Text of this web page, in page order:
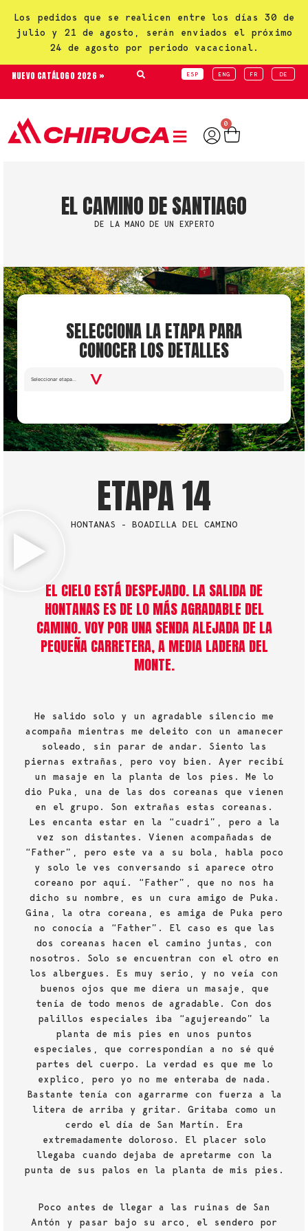
Los pedidos que se realicen entre los días 30 de
julio y 21 de agosto, serán enviados el próximo
24 de agosto por periodo vacacional.
NUEVO CATÁLOGO 2026 » ESP ENG FR DE
0
EL CAMINO DE SANTIAGO
DE LA MANO DE UN EXPERTO
SELECCIONA LA ETAPA PARA
CONOCER LOS DETALLES
Seleccionar etapa...
ETAPA 14
HONTANAS - BOADILLA DEL CAMINO
EL CIELO ESTÁ DESPEJADO. LA SALIDA DE
HONTANAS ES DE LO MÁS AGRADABLE DEL
CAMINO. VOY POR UNA SENDA ALEJADA DE LA
PEQUEÑA CARRETERA, A MEDIA LADERA DEL
MONTE.
He salido solo y un agradable silencio me
acompaña mientras me deleito con un amanecer
soleado, sin parar de andar. Siento las
piernas extrañas, pero voy bien. Ayer recibí
un masaje en la planta de los pies. Me lo
dio Puka, una de las dos coreanas que vienen
en el grupo. Son extrañas estas coreanas.
Les encanta estar en la “cuadri”, pero a la
vez son distantes. Vienen acompañadas de
“Father”, pero este va a su bola, habla poco
y solo le ves conversando si aparece otro
coreano por aquí. “Father”, que no nos ha
dicho su nombre, es un cura amigo de Puka.
Gina, la otra coreana, es amiga de Puka pero
no conocía a “Father”. El caso es que las
dos coreanas hacen el camino juntas, con
nosotros. Solo se encuentran con el otro en
los albergues. Es muy serio, y no veía con
buenos ojos que me diera un masaje, que
tenía de todo menos de agradable. Con dos
palillos especiales iba “agujereando” la
planta de mis pies en unos puntos
especiales, que correspondían a no sé qué
partes del cuerpo. La verdad es que me lo
explico, pero yo no me enteraba de nada.
Bastante tenía con agarrarme con fuerza a la
litera de arriba y gritar. Gritaba como un
cerdo el día de San Martín. Era
extremadamente doloroso. El placer solo
llegaba cuando dejaba de apretarme con la
punta de sus palos en la planta de mis pies.
Poco antes de llegar a las ruinas de San
Antón y pasar bajo su arco, el sendero por